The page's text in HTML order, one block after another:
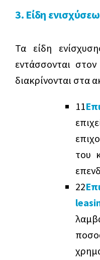
3. Είδη
Τα είδη
εντάσσονται στον
διακρίνονται στα
11
του
22